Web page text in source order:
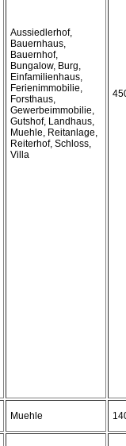
Aussiedlerhof,
Bauernhaus,
Bauernhof,
Bungalow, Burg,
Einfamilienhaus,
Ferienimmobilie,
Forsthaus,
Gewerbeimmobilie,
Gutshof, Landhaus,
Muehle, Reitanlage,
Reiterhof, Schloss,
Villa
Muehle